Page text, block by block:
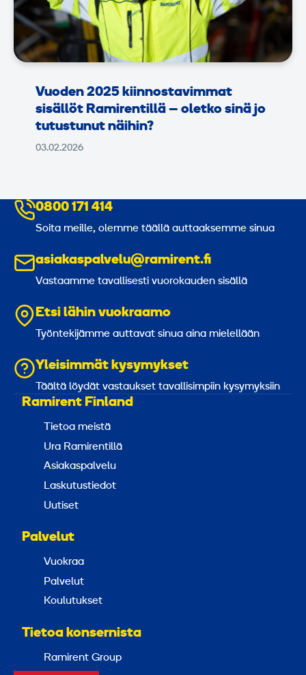
Vuoden 2025 kiinnostavimmat
sisällöt Ramirentillä – oletko sinä jo
tutustunut näihin?
03.02.2026
0800 171 414
Soita meille, olemme täällä auttaaksemme sinua
asiakaspalvelu@ramirent.fi
Vastaamme tavallisesti vuorokauden sisällä
Etsi lähin vuokraamo
Työntekijämme auttavat sinua aina mielellään
Yleisimmät kysymykset
Täältä löydät vastaukset tavallisimpiin kysymyksiin
Ramirent Finland
Tietoa meistä
Ura Ramirentillä
Asiakaspalvelu
Laskutustiedot
Uutiset
Palvelut
Vuokraa
Palvelut
Koulutukset
Tietoa konsernista
Ramirent Group